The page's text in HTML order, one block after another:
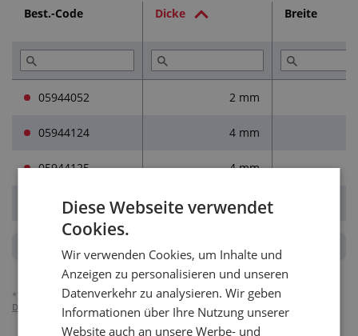
Best.-Code Dicke Breite
05944052 2 mm
05944124 4 mm
05944125 4 mm
05944405 5 mm
*)
Die Preise verstehen sich zuzüglich der MwSt, gelten für Unternehmen.
Detailliert über die MwSt-Abrechnung.
Diese Webseite verwendet
Cookies.
Wir verwenden Cookies, um Inhalte und
Anzeigen zu personalisieren und unseren
Datenverkehr zu analysieren. Wir geben
Informationen über Ihre Nutzung unserer
Website auch an unsere Werbe- und